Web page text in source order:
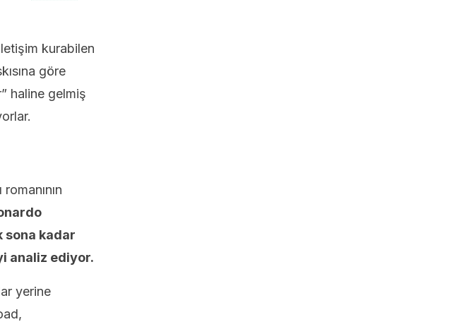
kurabilen
göre
haline gelmiş
sona kadar
analiz ediyor.
yerine